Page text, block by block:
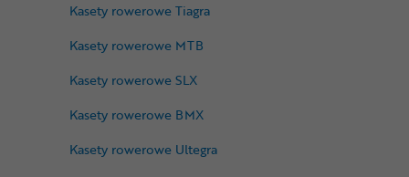
Kasety rowerowe Tiagra
Kasety rowerowe MTB
Kasety rowerowe SLX
Kasety rowerowe BMX
Kasety rowerowe Ultegra